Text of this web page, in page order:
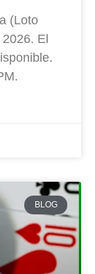
(Loto
El
BLOG